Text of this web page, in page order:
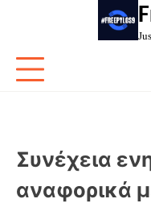
Συνέχεια
αναφορικά